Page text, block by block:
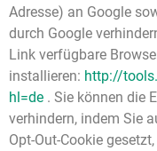
Adresse) an Google
durch Google
Link verfügbare
installieren: http://
hl=de . Sie können die
verhindern, indem Sie
Opt-Out-Cookie